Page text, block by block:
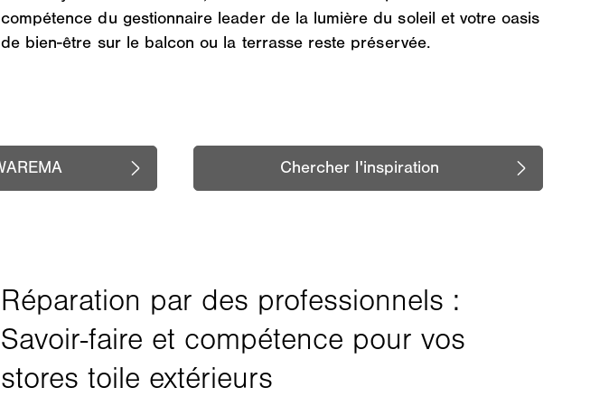
compétence du gestionnaire leader de la lumière du soleil et votre oasis
de bien-être sur le balcon ou la terrasse reste préservée.